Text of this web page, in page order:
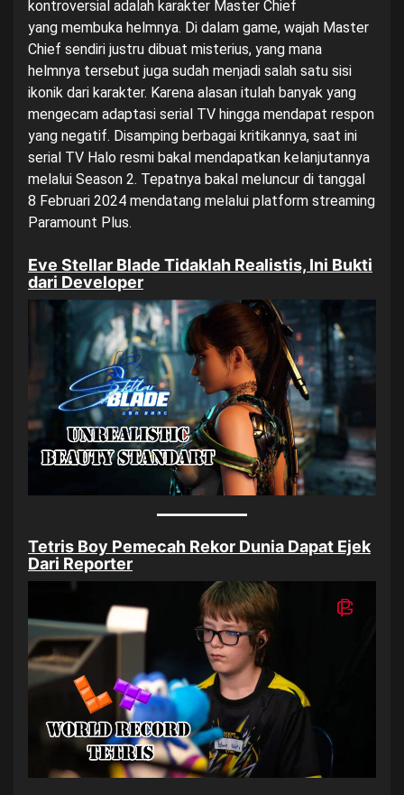
kontroversial adalah karakter Master Chief
yang membuka helmnya. Di dalam game, wajah Master
Chief sendiri justru dibuat misterius, yang mana
helmnya tersebut juga sudah menjadi salah satu sisi
ikonik dari karakter. Karena alasan itulah banyak yang
mengecam adaptasi serial TV hingga mendapat respon
yang negatif. Disamping berbagai kritikannya, saat ini
serial TV Halo resmi bakal mendapatkan kelanjutannya
melalui Season 2. Tepatnya bakal meluncur di tanggal
8 Februari 2024 mendatang melalui platform streaming
Paramount Plus.
Eve Stellar Blade Tidaklah Realistis, Ini Bukti
dari Developer
Tetris Boy Pemecah Rekor Dunia Dapat Ejek
Dari Reporter